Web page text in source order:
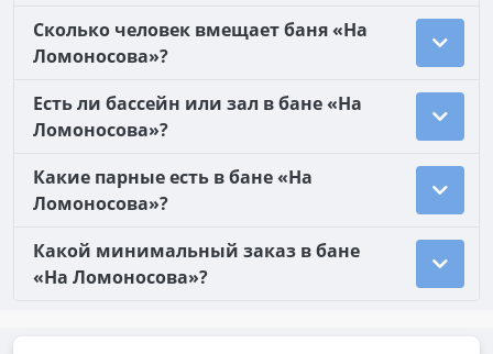
Сколько человек вмещает баня «На
Ломоносова»?
Есть ли бассейн или зал в бане «На
Ломоносова»?
Какие парные есть в бане «На
Ломоносова»?
Какой минимальный заказ в бане
«На Ломоносова»?